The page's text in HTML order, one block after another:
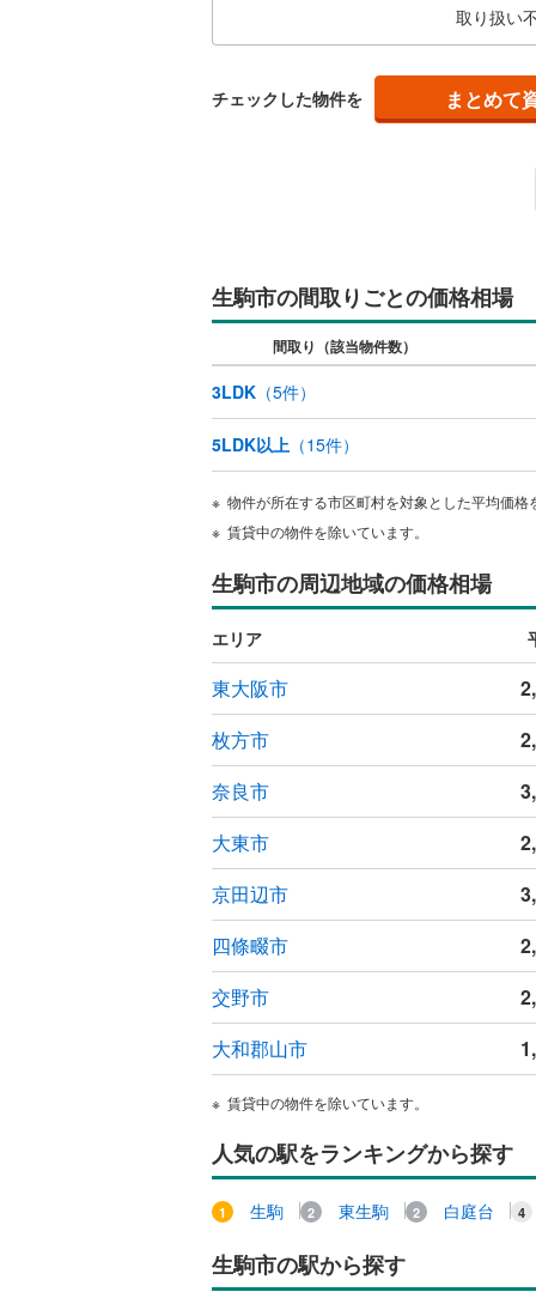
ポー
がご
取り扱い
チェックした物件を まとめて
生駒市の間取りごとの価格相場
間取り（該当物件数）
3LDK （5件）
5LDK以上 （15件）
物件が所在する市区町村を対象とした平均価格
賃貸中の物件を除いています。
生駒市の周辺地域の価格相場
エリア
東大阪市
枚方市
奈良市
大東市
京田辺市
四條畷市
交野市
大和郡山市
賃貸中の物件を除いています。
人気の駅をランキングから探す
生駒 東生駒 白庭台
生駒市の駅から探す
キッチン
独立型キ
即入居
浴室乾燥
収納
ウォーク
バルコニー
耐震、免
オンライン
オンラ
オンライ